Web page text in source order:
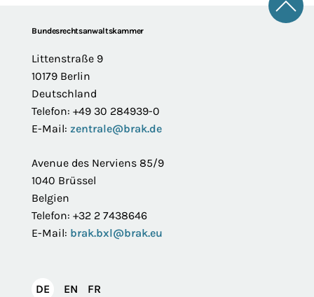
FooterBundesrechtsanwaltskammer
Littenstraße 9
10179 Berlin
Deutschland
Telefon: +49 30 284939-0
E-Mail: zentrale@brak.de
Avenue des Nerviens 85/9
1040 Brüssel
Belgien
Telefon: +32 2 7438646
E-Mail: brak.bxl@brak.eu
DEDeutsch
EN English
FR